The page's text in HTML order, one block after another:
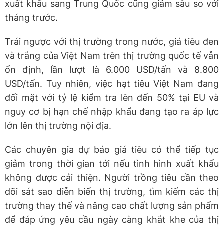
xuất khẩu sang Trung Quốc cũng giảm sâu so với
tháng trước.
Trái ngược với thị trường trong nước, giá tiêu đen
và trắng của Việt Nam trên thị trường quốc tế vẫn
ổn định, lần lượt là 6.000 USD/tấn và 8.800
USD/tấn. Tuy nhiên, việc hạt tiêu Việt Nam đang
đối mặt với tỷ lệ kiểm tra lên đến 50% tại EU và
nguy cơ bị hạn chế nhập khẩu đang tạo ra áp lực
lớn lên thị trường nội địa.
Các chuyên gia dự báo giá tiêu có thể tiếp tục
giảm trong thời gian tới nếu tình hình xuất khẩu
không được cải thiện. Người trồng tiêu cần theo
dõi sát sao diễn biến thị trường, tìm kiếm các thị
trường thay thế và nâng cao chất lượng sản phẩm
để đáp ứng yêu cầu ngày càng khắt khe của thị